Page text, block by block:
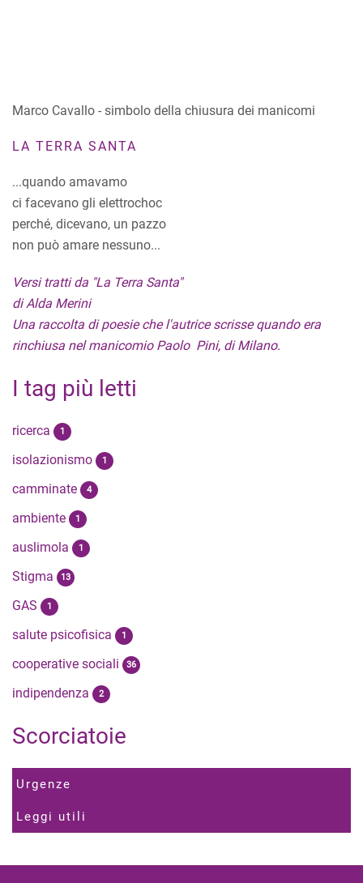
Marco Cavallo - simbolo della chiusura dei manicomi
LA TERRA SANTA
...quando amavamo
ci facevano gli elettrochoc
perché, dicevano, un pazzo
non può amare nessuno...
Versi tratti da "La Terra Santa"
di Alda Merini
Una raccolta di poesie che l'autrice scrisse quando era
rinchiusa nel manicomio Paolo Pini, di Milano.
I tag più letti
ricerca 1
isolazionismo 1
camminate 4
ambiente 1
auslimola 1
Stigma 13
GAS 1
salute psicofisica 1
cooperative sociali 36
indipendenza 2
Scorciatoie
Urgenze
Leggi utili